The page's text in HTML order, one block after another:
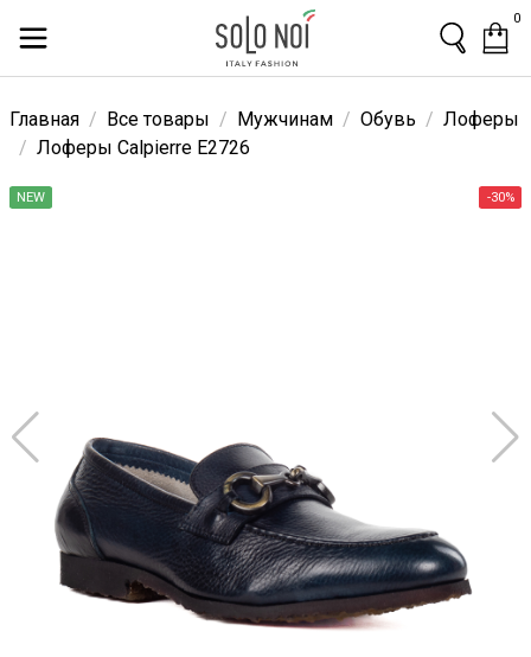
0
Главная Все товары Мужчинам Обувь
Лоферы
Лоферы Calpierre E2726